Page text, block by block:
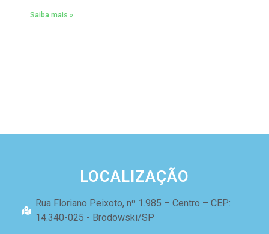
Saiba mais »
LOCALIZAÇÃO
Rua Floriano Peixoto, nº 1.985 – Centro – CEP:
14.340-025 - Brodowski/SP